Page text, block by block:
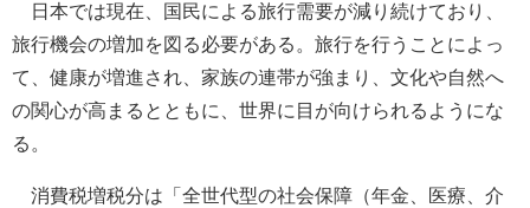
日本では現在、国民による旅行需要が減り続けており、
旅行機会の増加を図る必要がある。旅行を行うことによっ
て、健康が増進され、家族の連帯が強まり、文化や自然へ
の関心が高まるとともに、世界に目が向けられるようにな
る。
消費税増税分は「全世代型の社会保障（年金、医療、介